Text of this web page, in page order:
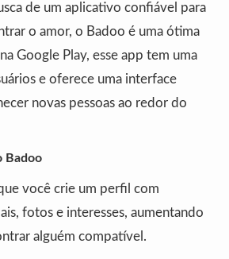
de um aplicativo confiável para
o amor, o Badoo é uma ótima
Google Play, esse app tem uma
e oferece uma interface
novas pessoas ao redor do
Badoo
você crie um perfil com
fotos e interesses, aumentando
alguém compatível.